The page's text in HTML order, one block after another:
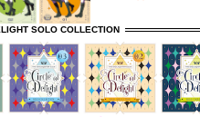
SOLO COLLECTION